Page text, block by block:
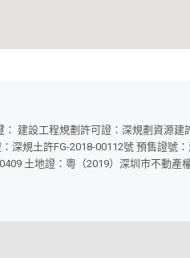
建設工程規劃許可證：深規劃資源
深規土許FG-2018-00112號 預售證
土地證：粵（2019）深圳市不動